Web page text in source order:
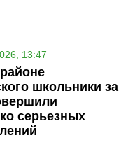
13:47
школьники за
серьезных